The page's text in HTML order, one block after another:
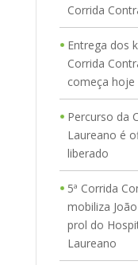
Corrida
Entrega dos
Corrida
começa hoje
Percurso da
Laureano é
liberado
5ª Corrida
mobiliza
prol do
Laureano